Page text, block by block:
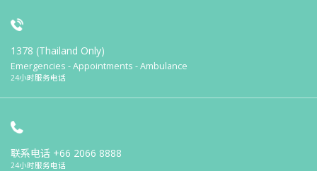
1378 (Thailand Only)
Emergencies - Appointments - Ambulance
24小时服务电话
联系电话 +66 2066 8888
24小时服务电话